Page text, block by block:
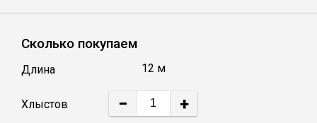
Квадрат
Труба профильная
Сколько покупаем
Длина 12 м
Хлыстов − +